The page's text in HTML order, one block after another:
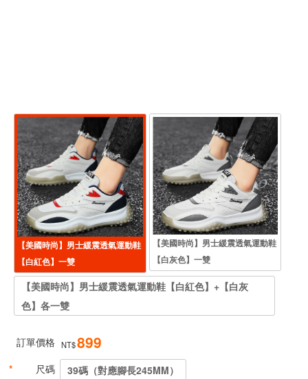
【美國時尚】男士緩震透氣運動鞋
【白紅色】一雙
【美國時尚】男士緩震透氣運動鞋
【白灰色】一雙
【美國時尚】男士緩震透氣運動鞋【白紅色】+【白灰
色】各一雙
訂單價格 NT$899
尺碼
*
39碼（對應腳長245MM）